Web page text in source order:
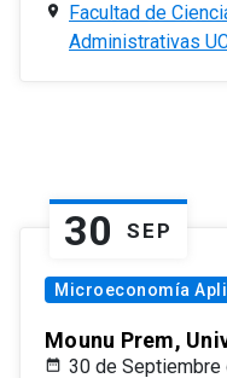
Facultad de
Administrativas
30 SEP
Microeconomía
Mounu Prem,
30 de Septiembre